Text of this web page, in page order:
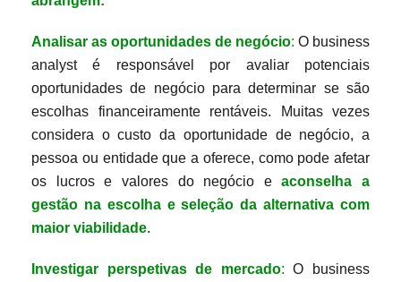
Analisar as oportunidades de negócio: O business
analyst é responsável por avaliar potenciais
oportunidades de negócio para determinar se são
escolhas financeiramente rentáveis. Muitas vezes
considera o custo da oportunidade de negócio, a
pessoa ou entidade que a oferece, como pode afetar
os lucros e valores do negócio eaconselha a
gestão na escolha e seleção da alternativa com
maior viabilidade.
Investigar perspetivas de mercado: O business